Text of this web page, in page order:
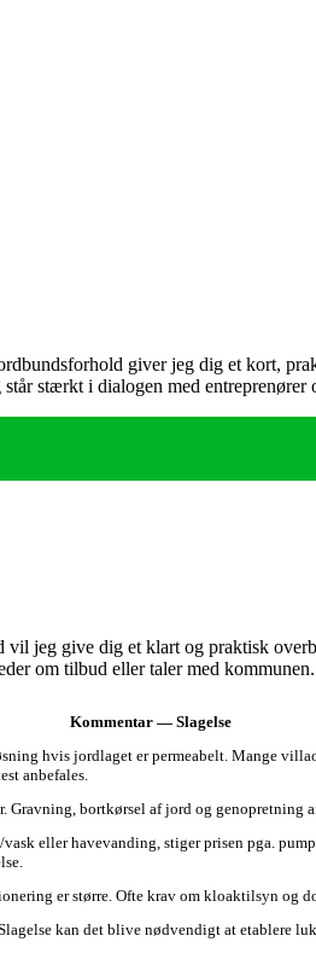
giver jeg dig et kort,
stærkt i dialogen med entreprenører
vil jeg give dig et klart og praktisk
om tilbud eller taler med kommunen.
Kommentar — Slagelse
hvis jordlaget er permeabelt. Mange
anbefales.
Gravning, bortkørsel af jord og genopretning
eller havevanding, stiger prisen pga.
er større. Ofte krav om kloaktilsyn og
kan det blive nødvendigt at etablere